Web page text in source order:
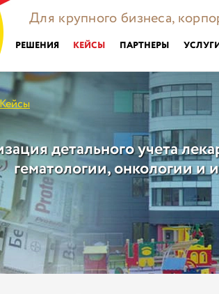
Для крупного бизнеса,
РЕШЕНИЯ КЕЙСЫ ПАРТНЕРЫ
Кейсы
детального учета
гематологии, онкологии